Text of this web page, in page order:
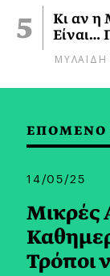
Κι αν η
Είναι…
ΕΠΟΜΕΝΟ
14/05/25
Μικρές
Τρόποι